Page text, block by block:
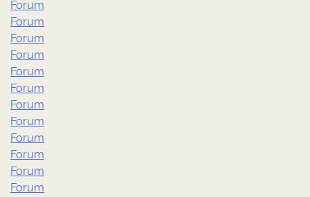
Forum
Forum
Forum
Forum
Forum
Forum
Forum
Forum
Forum
Forum
Forum
Forum